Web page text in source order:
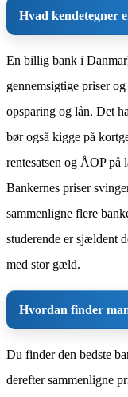
Hvad kendetegner
En billig bank i
gennemsigtige priser
opsparing og lån. Det
bør også kigge på
rentesatsen og ÅOP på
Bankernes priser
sammenligne flere
studerende er sjældent
med stor gæld.
Hvordan finder
Du finder den bedste
derefter sammenligne